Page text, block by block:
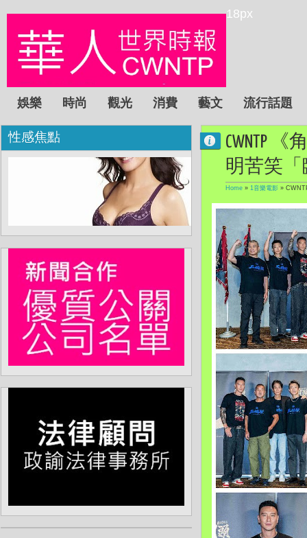
18px
娛樂 時尚 觀光 消費 藝文 流行話題
CWNTP
明苦笑
Home » 1音樂電影 »
性感焦點